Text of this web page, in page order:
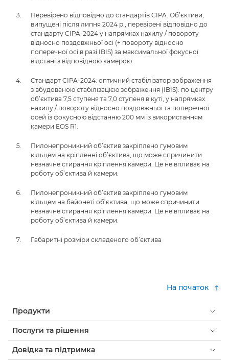
Перевірено відповідно до стандартів CIPA. Об’єктиви,
випущені після липня 2024 р., перевірені відповідно до
стандарту CIPA-2024 у напрямках нахилу / повороту
відносно поздовжньої осі (+ повороту відносно
поперечної осі в разі IBIS) за максимальної фокусної
відстані з відповідною камерою.
Стандарт CIPA-2024: оптичний стабілізатор зображення
з вбудованою стабілізацією зображення (IBIS): по центру
об’єктива 7,5 ступеня та 7,0 ступеня в куті, у напрямках
нахилу / повороту відносно поздовжньої та поперечної
осей із фокусною відстанню 200 мм із використанням
камери EOS R1.
Пилонепроникний об’єктив закріплено гумовим
кільцем на кріпленні об’єктива, що може спричинити
незначне стирання кріплення камери. Це не впливає на
роботу об’єктива й камери.
Пилонепроникний об’єктив закріплено гумовим
кільцем на байонеті об’єктива, що може спричинити
незначне стирання кріплення камери. Це не впливає на
роботу об’єктива й камери.
Габаритні розміри складеного об’єктива
На початок
Продукти
Послуги та рішення
Довідка та підтримка